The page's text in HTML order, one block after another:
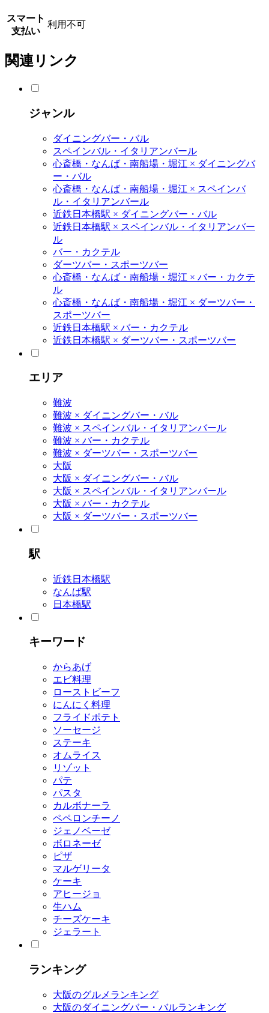
スマート
支払い
利用不可
関連リンク
ジャンル
ダイニングバー・バル
スペインバル・イタリアンバール
心斎橋・なんば・南船場・堀江 × ダイニングバ
ー・バル
心斎橋・なんば・南船場・堀江 × スペインバ
ル・イタリアンバール
近鉄日本橋駅 × ダイニングバー・バル
近鉄日本橋駅 × スペインバル・イタリアンバー
ル
バー・カクテル
ダーツバー・スポーツバー
心斎橋・なんば・南船場・堀江 × バー・カクテ
ル
心斎橋・なんば・南船場・堀江 × ダーツバー・
スポーツバー
近鉄日本橋駅 × バー・カクテル
近鉄日本橋駅 × ダーツバー・スポーツバー
エリア
難波
難波 × ダイニングバー・バル
難波 × スペインバル・イタリアンバール
難波 × バー・カクテル
難波 × ダーツバー・スポーツバー
大阪
大阪 × ダイニングバー・バル
大阪 × スペインバル・イタリアンバール
大阪 × バー・カクテル
大阪 × ダーツバー・スポーツバー
駅
近鉄日本橋駅
なんば駅
日本橋駅
キーワード
からあげ
エビ料理
ローストビーフ
にんにく料理
フライドポテト
ソーセージ
ステーキ
オムライス
リゾット
パテ
パスタ
カルボナーラ
ペペロンチーノ
ジェノベーゼ
ボロネーゼ
ピザ
マルゲリータ
ケーキ
アヒージョ
生ハム
チーズケーキ
ジェラート
ランキング
大阪のグルメランキング
大阪のダイニングバー・バルランキング